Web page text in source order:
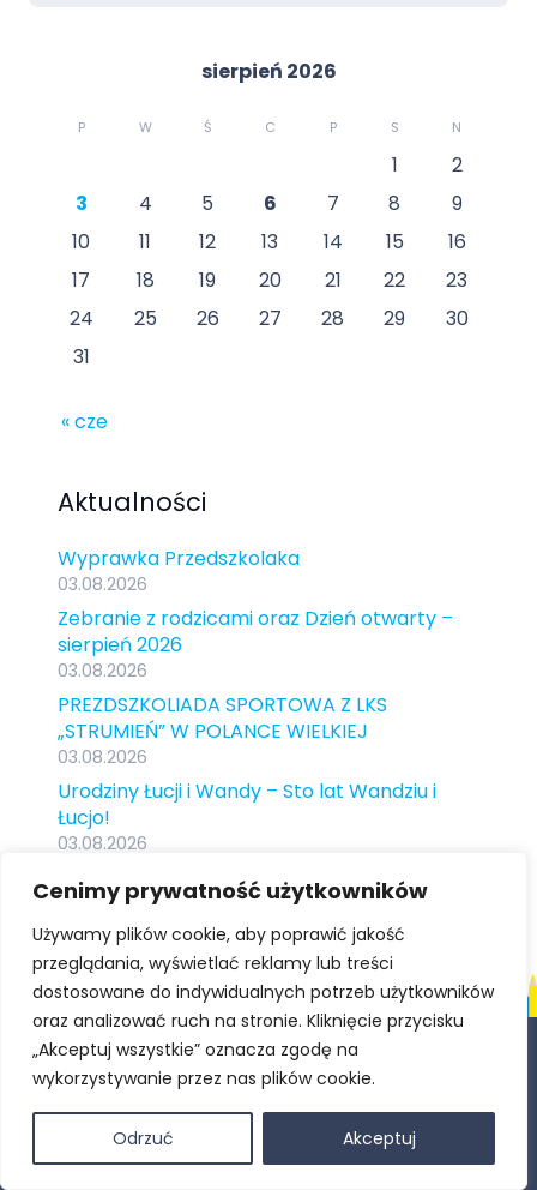
Cenimy prywatność użytkowników
Używamy plików cookie, aby poprawić jakość
przeglądania, wyświetlać reklamy lub treści
dostosowane do indywidualnych potrzeb użytkowników
oraz analizować ruch na stronie. Kliknięcie przycisku
„Akceptuj wszystkie” oznacza zgodę na
wykorzystywanie przez nas plików cookie.
Odrzuć Akceptuj
sierpień 2026
P W Ś C P S N
1
2
3
4 5 6 7 8
9
10
11 12 13 14 15
16
17
18 19 20 21 22
23
24
25 26 27 28 29
30
31
« cze
Aktualności
Wyprawka Przedszkolaka
03.08.2026
Zebranie z rodzicami oraz Dzień otwarty –
sierpień 2026
03.08.2026
PREZDSZKOLIADA SPORTOWA Z LKS
„STRUMIEŃ” W POLANCE WIELKIEJ
03.08.2026
Urodziny Łucji i Wandy – Sto lat Wandziu i
Łucjo!
03.08.2026
Uroczyste pożegnanie starszaków
29.06.2026
Samorządowe Przedszkole w Zespole Szkolno-
Przedszkolnym w Polance Wielkiej
ul. Długa 14, 32-607 Polanka Wielka